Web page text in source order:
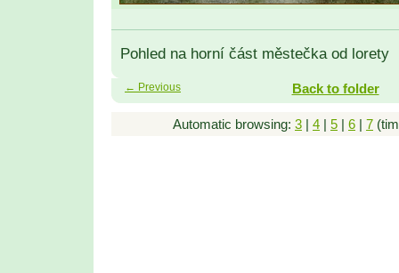
Pohled na horní část městečka od lorety
← Previous Back to folder
Automatic browsing: 3 | 4 | 5 | 6 | 7